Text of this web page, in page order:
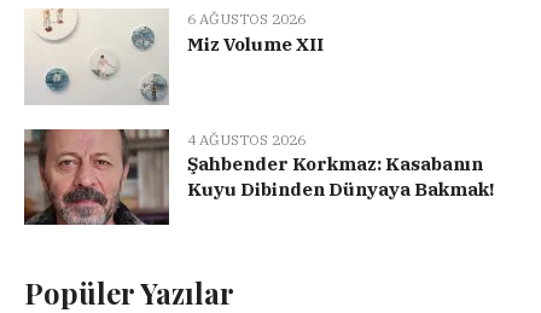
6 AĞUSTOS 2026
Miz Volume XII
4 AĞUSTOS 2026
Şahbender Korkmaz: Kasabanın
Kuyu Dibinden Dünyaya Bakmak!
Popüler Yazılar